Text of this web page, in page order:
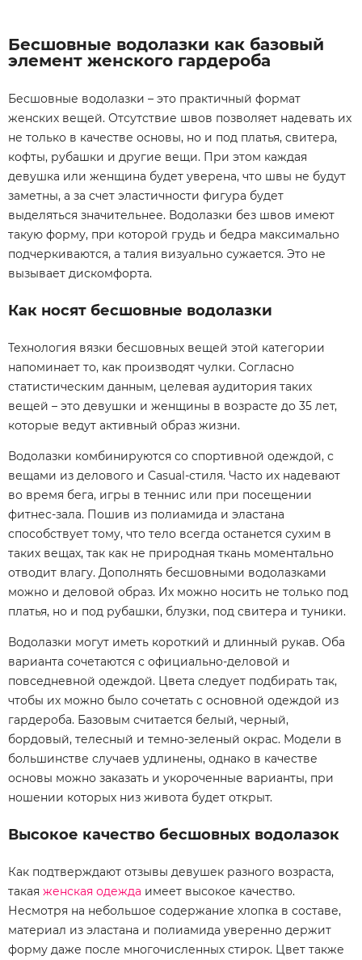
Бесшовные водолазки как базовый
элемент женского гардероба
Бесшовные водолазки – это практичный формат
женских вещей. Отсутствие швов позволяет надевать их
не только в качестве основы, но и под платья, свитера,
кофты, рубашки и другие вещи. При этом каждая
девушка или женщина будет уверена, что швы не будут
заметны, а за счет эластичности фигура будет
выделяться значительнее. Водолазки без швов имеют
такую форму, при которой грудь и бедра максимально
подчеркиваются, а талия визуально сужается. Это не
вызывает дискомфорта.
Как носят бесшовные водолазки
Технология вязки бесшовных вещей этой категории
напоминает то, как производят чулки. Согласно
статистическим данным, целевая аудитория таких
вещей – это девушки и женщины в возрасте до 35 лет,
которые ведут активный образ жизни.
Водолазки комбинируются со спортивной одеждой, с
вещами из делового и Casual-стиля. Часто их надевают
во время бега, игры в теннис или при посещении
фитнес-зала. Пошив из полиамида и эластана
способствует тому, что тело всегда останется сухим в
таких вещах, так как не природная ткань моментально
отводит влагу. Дополнять бесшовными водолазками
можно и деловой образ. Их можно носить не только под
платья, но и под рубашки, блузки, под свитера и туники.
Водолазки могут иметь короткий и длинный рукав. Оба
варианта сочетаются с официально-деловой и
повседневной одеждой. Цвета следует подбирать так,
чтобы их можно было сочетать с основной одеждой из
гардероба. Базовым считается белый, черный,
бордовый, телесный и темно-зеленый окрас. Модели в
большинстве случаев удлинены, однако в качестве
основы можно заказать и укороченные варианты, при
ношении которых низ живота будет открыт.
Высокое качество бесшовных водолазок
Как подтверждают отзывы девушек разного возраста,
такая женская одежда имеет высокое качество.
Несмотря на небольшое содержание хлопка в составе,
материал из эластана и полиамида уверенно держит
форму даже после многочисленных стирок. Цвет также